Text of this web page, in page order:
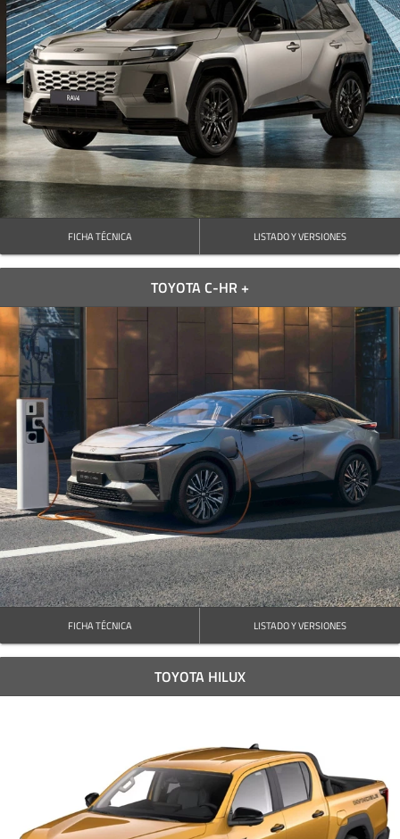
FICHA TÉCNICA LISTADO Y VERSIONES
TOYOTA C-HR +
FICHA TÉCNICA LISTADO Y VERSIONES
TOYOTA HILUX